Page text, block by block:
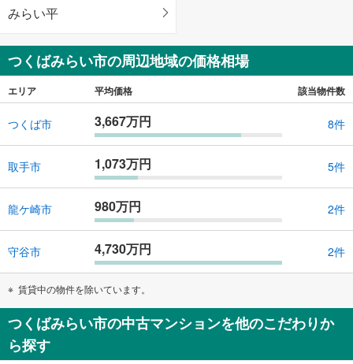
みらい平
つくばみらい市の周辺地域の価格相場
エリア 平均価格 該当物件数
つくば市 3,667万円 8件
取手市 1,073万円 5件
龍ケ崎市 980万円 2件
守谷市 4,730万円 2件
賃貸中の物件を除いています。
つくばみらい市の中古マンションを他のこだわりか
ら探す